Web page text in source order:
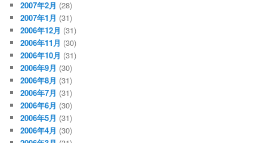
2007年2月 (28)
2007年1月 (31)
2006年12月 (31)
2006年11月 (30)
2006年10月 (31)
2006年9月 (30)
2006年8月 (31)
2006年7月 (31)
2006年6月 (30)
2006年5月 (31)
2006年4月 (30)